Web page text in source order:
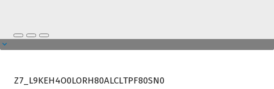
Z7_L9KEH4O0LORH80ALCLTPF80SN0